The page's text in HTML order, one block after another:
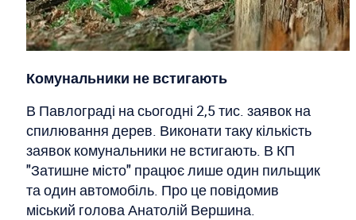
Комунальники не встигають
В Павлограді на сьогодні 2,5 тис. заявок на
спилювання дерев. Виконати таку кількість
заявок комунальники не встигають. В КП
"Затишне місто" працює лише один пильщик
та один автомобіль. Про це повідомив
міський голова Анатолій Вершина.